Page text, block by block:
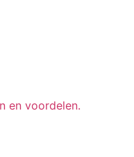
en voordelen.